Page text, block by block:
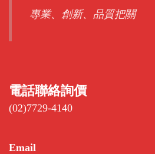
專業、創新、品質把關
電話聯絡詢價
(02)7729-4140
Email